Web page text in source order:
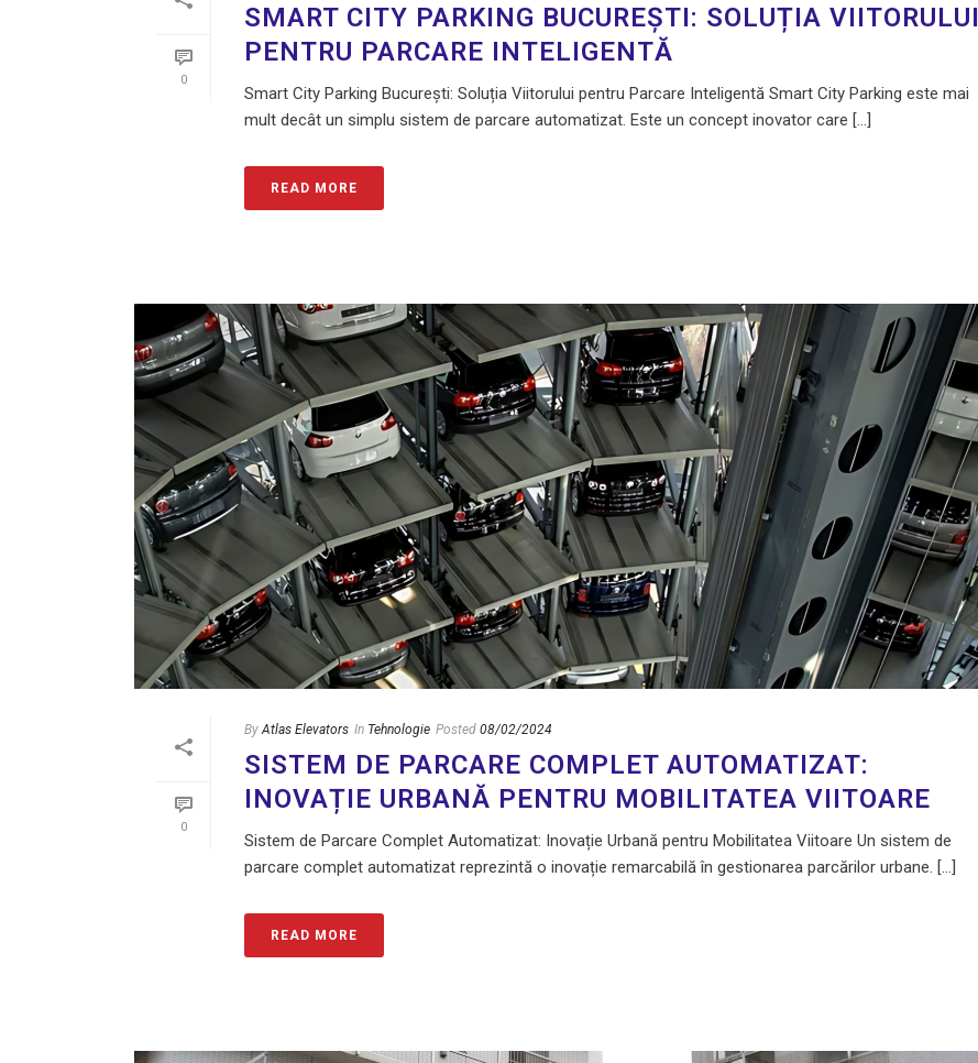
0
SMART CITY PARKING BUCUREȘTI: SOLUȚIA VIITORULUI
PENTRU PARCARE INTELIGENTĂ
Smart City Parking București: Soluția Viitorului pentru Parcare Inteligentă Smart City Parking este mai
mult decât un simplu sistem de parcare automatizat. Este un concept inovator care [...]
READ MORE
0
By Atlas Elevators In Tehnologie Posted 08/02/2024
SISTEM DE PARCARE COMPLET AUTOMATIZAT:
INOVAȚIE URBANĂ PENTRU MOBILITATEA VIITOARE
Sistem de Parcare Complet Automatizat: Inovație Urbană pentru Mobilitatea Viitoare Un sistem de
parcare complet automatizat reprezintă o inovație remarcabilă în gestionarea parcărilor urbane. [...]
READ MORE